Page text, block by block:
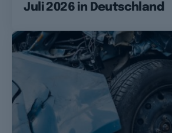
Juli 2026 in Deutschland